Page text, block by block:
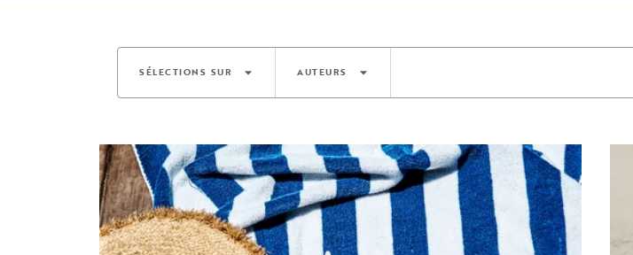
SÉLECTIONS SUR arrow_drop_down AUTEURS arrow_drop_down